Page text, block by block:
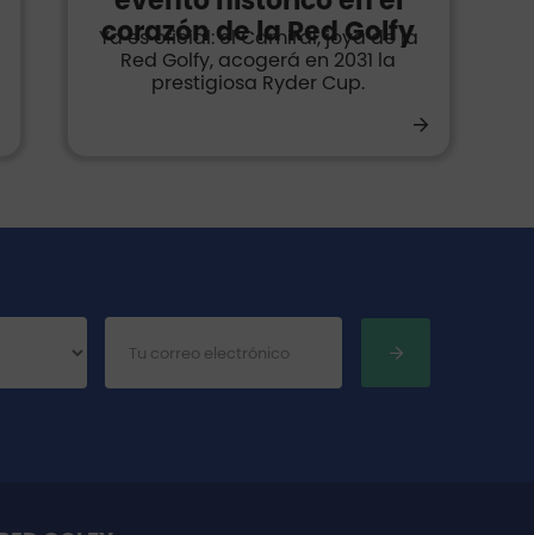
corazón de la Red Golfy
Ya es oficial: el Camiral, joya de la
Red Golfy, acogerá en 2031 la
prestigiosa Ryder Cup.